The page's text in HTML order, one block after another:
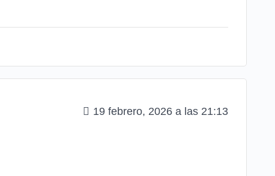
19 febrero, 2026 a las 21:13